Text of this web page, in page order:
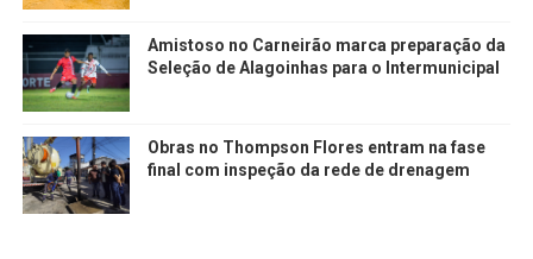
Amistoso no Carneirão marca preparação da
Seleção de Alagoinhas para o Intermunicipal
Obras no Thompson Flores entram na fase
final com inspeção da rede de drenagem